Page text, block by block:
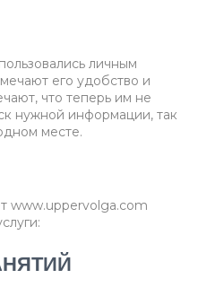
личным
его удобство и
что теперь им не
нужной информации, так
месте.
www.uppervolga.com